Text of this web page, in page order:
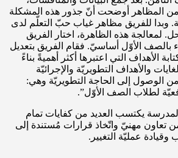
من المظاهر أوضحت أنّ جذور هذه المشكلة
وبدا للفريق مظاهر غياب حبّ التعلّم لدى
لمعالجة هذه الظاهرة، اختار الفريق
بالصف الأوّل أساسيّ. فقام الفريق بتعديل
الأهداف التي اعتبرها أكثر أهميةً بناءً
والأهداف التطويريّة والإجرائيّة
من الوصول إلى الحاجة التطويريّة وهي:
لطلاب الصف الأوّل”.
يكتسب العديد من كفايات تمام
تعاون مهنيّ واتّخاذ قرارات مُستندة إلى
وقيادة عمليّة التغيير.